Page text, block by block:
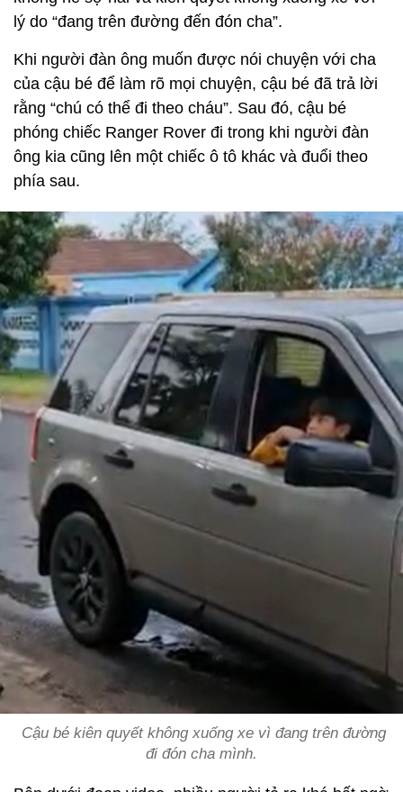
lý do “đang trên đường đến đón cha”.
Khi người đàn ông muốn được nói chuyện với cha
của cậu bé để làm rõ mọi chuyện, cậu bé đã trả lời
rằng “chú có thể đi theo cháu”. Sau đó, cậu bé
phóng chiếc Ranger Rover đi trong khi người đàn
ông kia cũng lên một chiếc ô tô khác và đuổi theo
phía sau.
Cậu bé kiên quyết không xuống xe vì đang trên đường
đi đón cha mình.